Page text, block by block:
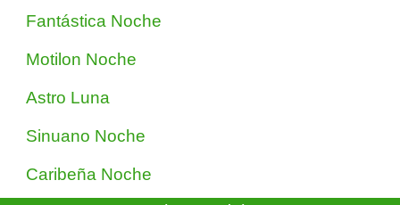
Fantástica Noche
Motilon Noche
Astro Luna
Sinuano Noche
Caribeña Noche